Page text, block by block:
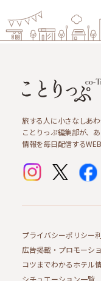
旅する人に小さなしあわ
ことりっぷ編集部が、
情報を毎日配信するWEB
プライバシーポリシー
広告掲載・プロモーシ
コツまでわかるホテル
シチュエーション一覧